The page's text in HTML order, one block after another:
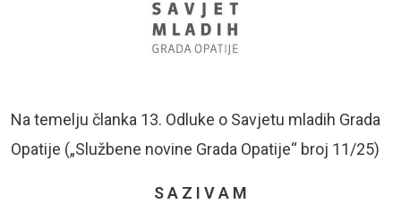
Na temelju članka 13. Odluke o Savjetu mladih Grada
Opatije („Službene novine Grada Opatije“ broj 11/25)
S A Z I V A M